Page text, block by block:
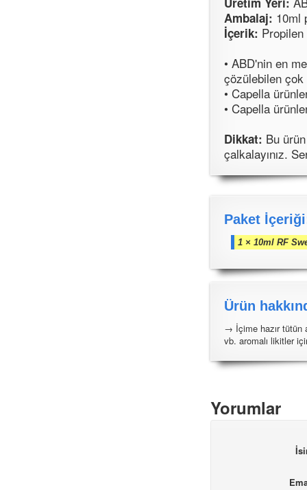
Ambalaj: 10ml
İçerik:
• ABD'nin en
çözülebilen çok
• Capella
• Capella
Dikkat: Bu
çalkalayınız.
Paket
1 × 10ml RF
Ürün
→ İçime hazır tütün
vb. aromalı likitler
Yorumlar